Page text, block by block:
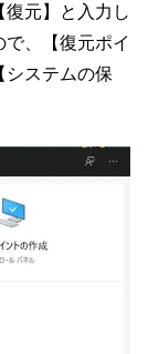
復元】と入力し
、【復元ポイ
システムの保